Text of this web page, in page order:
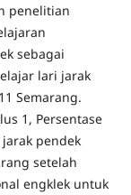
penelitian
sebagai
lari jarak
Semarang.
1, Persentase
pendek
setelah
engklek untuk